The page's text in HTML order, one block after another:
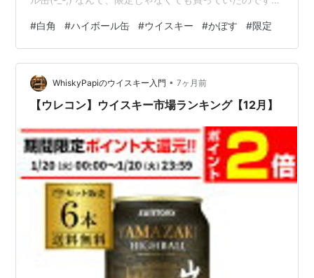
いような(*´з`)
#白角 #ハイボール缶 #ウイスキー #かぼす #限定
WhiskyPapiのウイスキー入門 • 7ヶ月前
【ウレコン】ウイスキー市場ランキング【12月】